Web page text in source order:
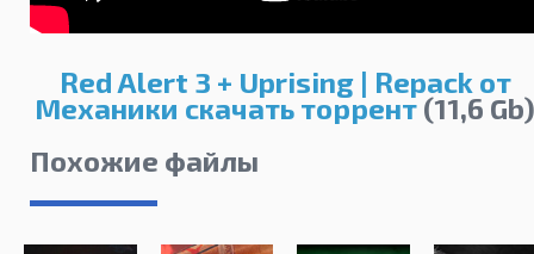
Red Alert 3 + Uprising | Repack от
Механики скачать торрент (11,6 Gb)
Похожие файлы